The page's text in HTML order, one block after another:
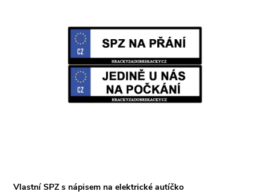
Vlastní SPZ s nápisem na elektrické autíčko